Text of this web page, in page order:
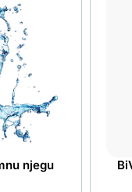
njegu